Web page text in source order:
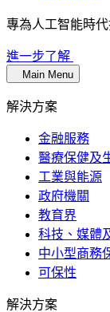
專為人工智能時
進一步了解
Main Menu
解決方案
金融服務
醫療保健及
工業與能源
政府機關
教育界
科技、媒體
中小型商務
可保性
解決方案